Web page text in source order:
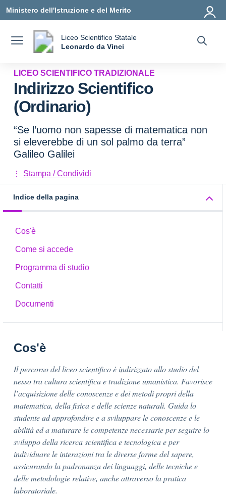
Ministero dell'Istruzione e del Merito
Liceo Scientifico Statale
Leonardo da Vinci
LICEO SCIENTIFICO TRADIZIONALE
Indirizzo Scientifico
(Ordinario)
“Se l’uomo non sapesse di matematica non
si eleverebbe di un sol palmo da terra”
Galileo Galilei
Stampa / Condividi
Indice della pagina
Cos'è
Come si accede
Programma di studio
Contatti
Documenti
Cos'è
Il percorso del liceo scientifico è indirizzato allo studio del
nesso tra cultura scientifica e tradizione umanistica. Favorisce
l’acquisizione delle conoscenze e dei metodi propri della
matematica, della fisica e delle scienze naturali. Guida lo
studente ad approfondire e a sviluppare le conoscenze e le
abilità ed a maturare le competenze necessarie per seguire lo
sviluppo della ricerca scientifica e tecnologica e per
individuare le interazioni tra le diverse forme del sapere,
assicurando la padronanza dei linguaggi, delle tecniche e
delle metodologie relative, anche attraverso la pratica
laboratoriale.